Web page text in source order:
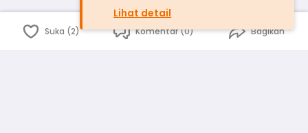
Suka (2) Komentar (0) Bagikan
Lihat detail